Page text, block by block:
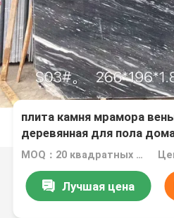
плита камня мрамора
деревянная для пола
MOQ：20 квадратных метров/квадрат
Лучшая цена